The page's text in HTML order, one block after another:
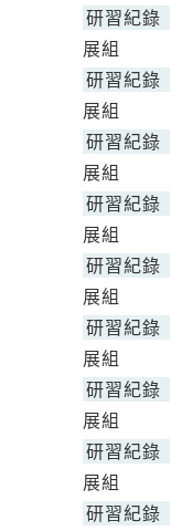
研習紀錄
展組
研習紀錄
展組
研習紀錄
展組
研習紀錄
展組
研習紀錄
展組
研習紀錄
展組
研習紀錄
展組
研習紀錄
展組
研習紀錄